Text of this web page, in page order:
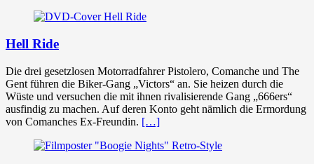
Hell Ride
Die drei gesetzlosen Motorradfahrer Pistolero, Comanche und The
Gent führen die Biker-Gang „Victors“ an. Sie heizen durch die
Wüste und versuchen die mit ihnen rivalisierende Gang „666ers“
ausfindig zu machen. Auf deren Konto geht nämlich die Ermordung
von Comanches Ex-Freundin. […]